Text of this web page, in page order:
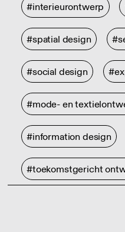
#interieurontwerp
#spatial design
#social design
#mode- en
#information design
#toekomstgericht